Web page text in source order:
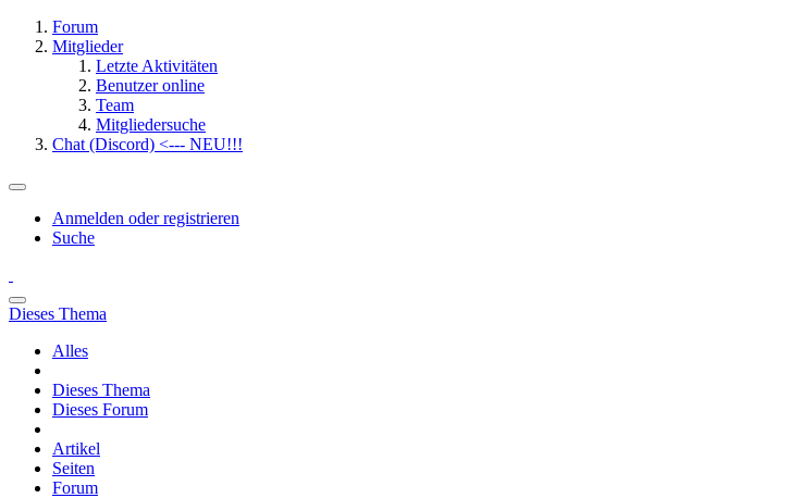
Forum
Mitglieder
Letzte Aktivitäten
Benutzer online
Team
Mitgliedersuche
Chat (Discord) <--- NEU!!!
Anmelden oder registrieren
Suche
Dieses Thema
Alles
Dieses Thema
Dieses Forum
Artikel
Seiten
Forum